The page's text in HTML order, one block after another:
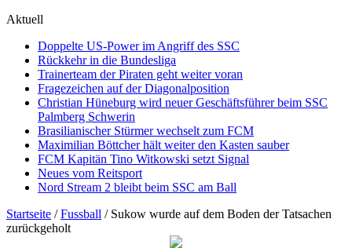
Aktuell
Doppelte US-Power im Angriff des SSC
Rückkehr in die Bundesliga
Trainerteam der Piraten geht weiter voran
Fragezeichen auf der Diagonalposition
Christian Hüneburg wird neuer Geschäftsführer beim SSC
Palmberg Schwerin
Brasilianischer Stürmer wechselt zum FCM
Maximilian Böttcher hält weiter den Kasten sauber
FCM Kapitän Tino Witkowski setzt Signal
Neues vom Reitsport
Nord Stream 2 bleibt beim SSC am Ball
Startseite / Fussball / Sukow wurde auf dem Boden der Tatsachen
zurückgeholt